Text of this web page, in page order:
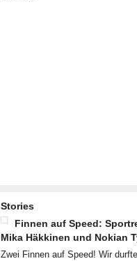
Stories
Finnen auf Speed:
Mika Häkkinen und Nokian
Zwei Finnen auf Speed! Wir